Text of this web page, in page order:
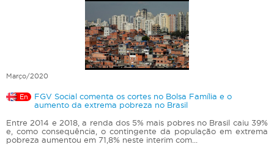
Março/2020
En
FGV Social comenta os cortes no Bolsa Família e o
aumento da extrema pobreza no Brasil
Entre 2014 e 2018, a renda dos 5% mais pobres no Brasil caiu 39%
e, como consequência, o contingente da população em extrema
pobreza aumentou em 71,8% neste interim com...